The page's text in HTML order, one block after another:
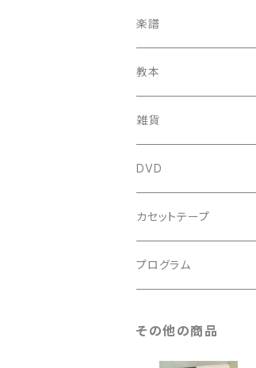
鍋島元子関連CD
中古CD
中古LP
鍋島元子関連LP
古楽以外
中古LP
古楽関係
中古本
新古本
古楽以外
中古本
中古本
楽譜
古楽関係
スコア
鍵盤用
古楽以外
スコア
教本
古楽関係
古楽以外
雑貨
トートバッグ
バロック
ルネサンス
DVD
古楽
古楽以外
カセットテープ
古楽
プログラム
古楽以外
その他の商品